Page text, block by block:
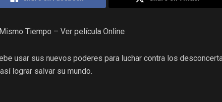
Tiempo – Ver película Online
usar sus nuevos poderes para luchar contra los
lograr salvar su mundo.